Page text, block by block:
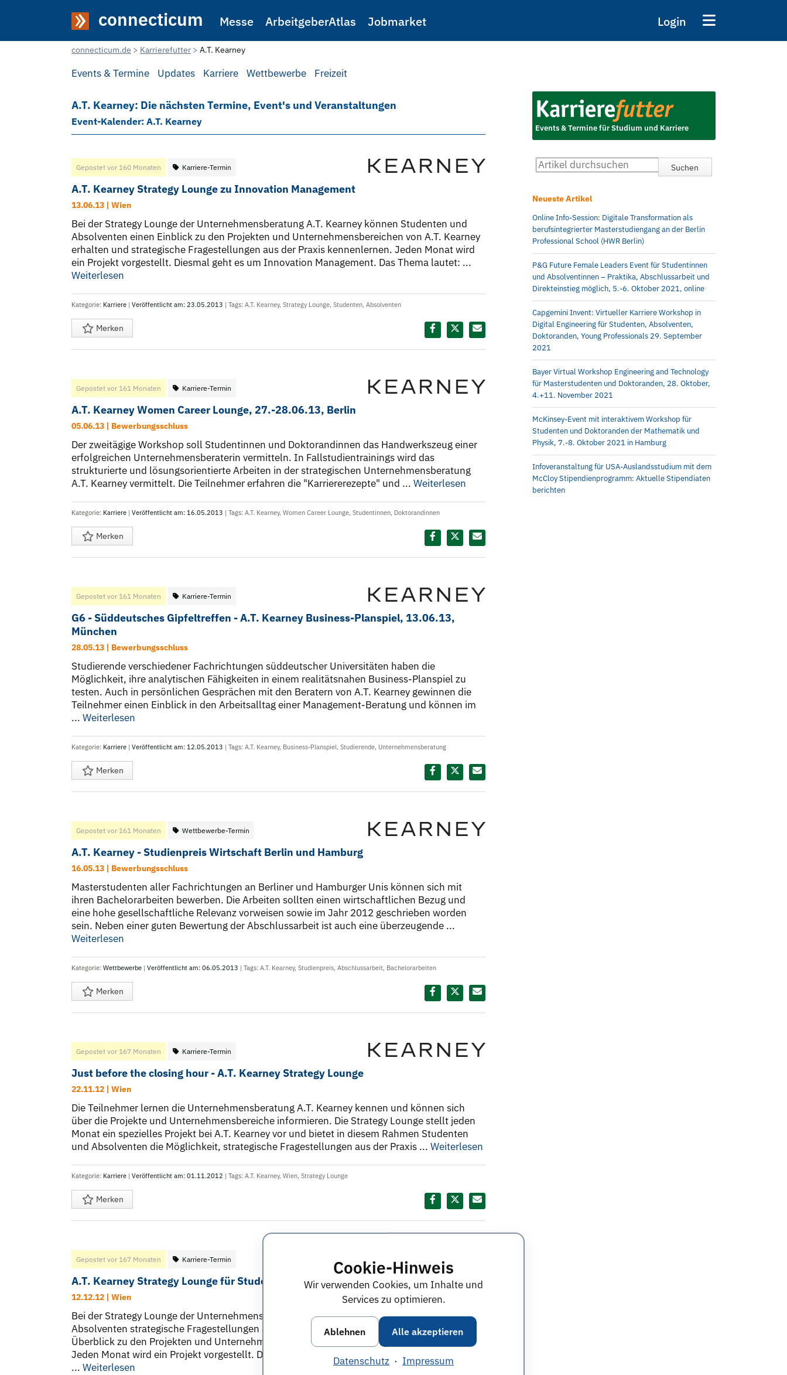
Cookie-Hinweis
Wir verwenden Cookies, um Inhalte und
Services zu optimieren.
Ablehnen Alle akzeptieren
Datenschutz · Impressum
connecticum Messe ArbeitgeberAtlas Jobmarket Login
connecticum.de Karrierefutter A.T. Kearney
Events & Termine Updates Karriere Wettbewerbe Freizeit
A.T. Kearney: Die nächsten Termine, Event's und Veranstaltungen
Event-Kalender: A.T. Kearney
Gepostet vor 160 Monaten Karriere-Termin
A.T. Kearney Strategy Lounge zu Innovation Management
13.06.13 | Wien
Bei der Strategy Lounge der Unternehmensberatung A.T. Kearney können Studenten und
Absolventen einen Einblick zu den Projekten und Unternehmensbereichen von A.T. Kearney
erhalten und strategische Fragestellungen aus der Praxis kennenlernen. Jeden Monat wird
ein Projekt vorgestellt. Diesmal geht es um Innovation Management. Das Thema lautet: ...
Weiterlesen
Kategorie: Karriere | Veröffentlicht am: 23.05.2013 | Tags: A.T. Kearney, Strategy Lounge, Studenten, Absolventen
Merken
Gepostet vor 161 Monaten Karriere-Termin
A.T. Kearney Women Career Lounge, 27.-28.06.13, Berlin
05.06.13 | Bewerbungsschluss
Der zweitägige Workshop soll Studentinnen und Doktorandinnen das Handwerkszeug einer
erfolgreichen Unternehmensberaterin vermitteln. In Fallstudientrainings wird das
strukturierte und lösungsorientierte Arbeiten in der strategischen Unternehmensberatung
A.T. Kearney vermittelt. Die Teilnehmer erfahren die "Karriererezepte" und ... Weiterlesen
Kategorie: Karriere | Veröffentlicht am: 16.05.2013 | Tags: A.T. Kearney, Women Career Lounge, Studentinnen, Doktorandinnen
Merken
Gepostet vor 161 Monaten Karriere-Termin
G6 - Süddeutsches Gipfeltreffen - A.T. Kearney Business-Planspiel, 13.06.13,
München
28.05.13 | Bewerbungsschluss
Studierende verschiedener Fachrichtungen süddeutscher Universitäten haben die
Möglichkeit, ihre analytischen Fähigkeiten in einem realitätsnahen Business-Planspiel zu
testen. Auch in persönlichen Gesprächen mit den Beratern von A.T. Kearney gewinnen die
Teilnehmer einen Einblick in den Arbeitsalltag einer Management-Beratung und können im
... Weiterlesen
Kategorie: Karriere | Veröffentlicht am: 12.05.2013 | Tags: A.T. Kearney, Business-Planspiel, Studierende, Unternehmensberatung
Merken
Gepostet vor 161 Monaten Wettbewerbe-Termin
A.T. Kearney - Studienpreis Wirtschaft Berlin und Hamburg
16.05.13 | Bewerbungsschluss
Masterstudenten aller Fachrichtungen an Berliner und Hamburger Unis können sich mit
ihren Bachelorarbeiten bewerben. Die Arbeiten sollten einen wirtschaftlichen Bezug und
eine hohe gesellschaftliche Relevanz vorweisen sowie im Jahr 2012 geschrieben worden
sein. Neben einer guten Bewertung der Abschlussarbeit ist auch eine überzeugende ...
Weiterlesen
Kategorie: Wettbewerbe | Veröffentlicht am: 06.05.2013 | Tags: A.T. Kearney, Studienpreis, Abschlussarbeit, Bachelorarbeiten
Merken
Gepostet vor 167 Monaten Karriere-Termin
Just before the closing hour - A.T. Kearney Strategy Lounge
22.11.12 | Wien
Die Teilnehmer lernen die Unternehmensberatung A.T. Kearney kennen und können sich
über die Projekte und Unternehmensbereiche informieren. Die Strategy Lounge stellt jeden
Monat ein spezielles Projekt bei A.T. Kearney vor und bietet in diesem Rahmen Studenten
und Absolventen die Möglichkeit, strategische Fragestellungen aus der Praxis ... Weiterlesen
Kategorie: Karriere | Veröffentlicht am: 01.11.2012 | Tags: A.T. Kearney, Wien, Strategy Lounge
Merken
Gepostet vor 167 Monaten Karriere-Termin
A.T. Kearney Strategy Lounge für Studenten und Absolventen
12.12.12 | Wien
Bei der Strategy Lounge der Unternehmensberatung A.T. Kearney können Studenten und
Absolventen strategische Fragestellungen aus der Praxis kennenlernen und sich einen
Überblick zu den Projekten und Unternehmensbereichen des Unternehmens verschaffen.
Jeden Monat wird ein Projekt vorgestellt. Diesmal ist das Thema: "Nǐ Hǎo! Teach me how to
... Weiterlesen
Events & Termine für Studium und Karriere
Neueste Artikel
Online Info-Session: Digitale Transformation als
berufsintegrierter Masterstudiengang an der Berlin
Professional School (HWR Berlin)
P&G Future Female Leaders Event für Studentinnen
und Absolventinnen – Praktika, Abschlussarbeit und
Direkteinstieg möglich, 5.-6. Oktober 2021, online
Capgemini Invent: Virtueller Karriere Workshop in
Digital Engineering für Studenten, Absolventen,
Doktoranden, Young Professionals 29. September
2021
Bayer Virtual Workshop Engineering and Technology
für Masterstudenten und Doktoranden, 28. Oktober,
4.+11. November 2021
McKinsey-Event mit interaktivem Workshop für
Studenten und Doktoranden der Mathematik und
Physik, 7.-8. Oktober 2021 in Hamburg
Infoveranstaltung für USA-Auslandsstudium mit dem
McCloy Stipendienprogramm: Aktuelle Stipendiaten
berichten